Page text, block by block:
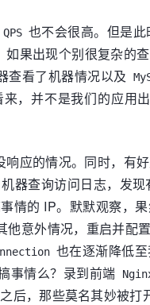
QPS 也不会很高。但是此
果出现个别很复杂的
查看了机器情况以及
，并不是我们的应用
应的情况。同时，有
机器查询访问日志，发
情的 IP。默默观察，
意外情况，重启并配
也在逐渐降低
事情么？录到前端
后，那些莫名其妙被打